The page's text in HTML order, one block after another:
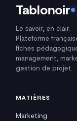
Tablonoir
Le savoir, en clair.
Plateforme
fiches
management,
gestion de projet.
MATIÈRES
Marketing